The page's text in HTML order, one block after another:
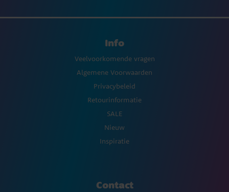
Info
Veelvoorkomende vragen
Algemene Voorwaarden
Privacybeleid
Retourinformatie
SALE
Nieuw
Inspiratie
Contact